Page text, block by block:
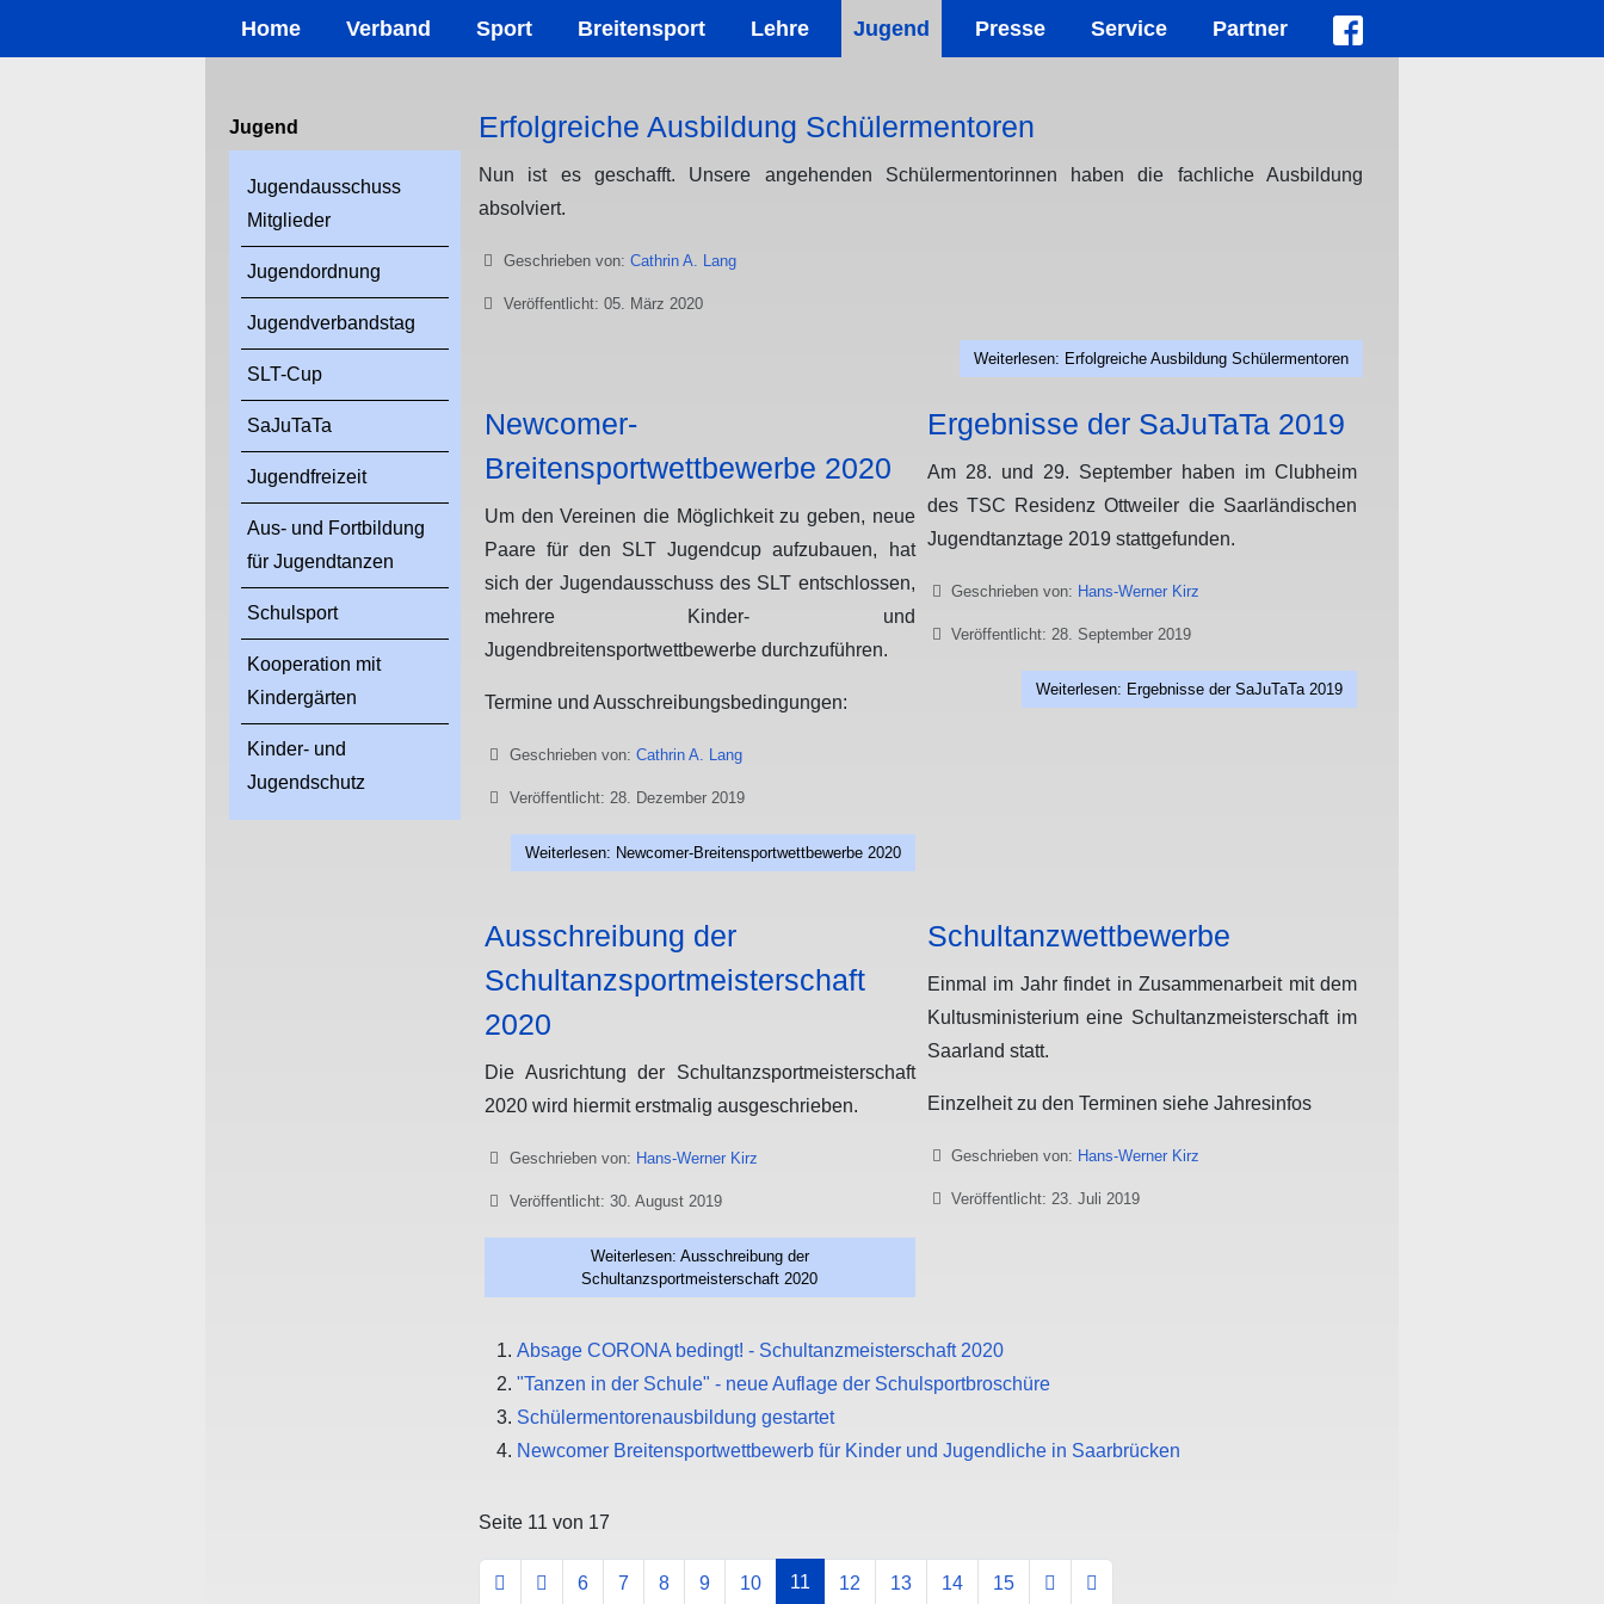
Home Verband Sport Breitensport Lehre Jugend Presse Service Partner
Jugend
Jugendausschuss
Mitglieder
Jugendordnung
Jugendverbandstag
SLT-Cup
SaJuTaTa
Jugendfreizeit
Aus- und Fortbildung
für Jugendtanzen
Schulsport
Kooperation mit
Kindergärten
Kinder- und
Jugendschutz
Erfolgreiche Ausbildung Schülermentoren
Nun ist es geschafft. Unsere angehenden Schülermentorinnen haben die fachliche Ausbildung
absolviert.
DetailsGeschrieben von: Cathrin A. Lang
Veröffentlicht: 05. März 2020
Weiterlesen: Erfolgreiche Ausbildung Schülermentoren
Newcomer-
Breitensportwettbewerbe 2020
Um den Vereinen die Möglichkeit zu geben, neue
Paare für den SLT Jugendcup aufzubauen, hat
sich der Jugendausschuss des SLT entschlossen,
mehrere Kinder- und
Jugendbreitensportwettbewerbe durchzuführen.
Termine und Ausschreibungsbedingungen:
DetailsGeschrieben von: Cathrin A. Lang
Veröffentlicht: 28. Dezember 2019
Weiterlesen: Newcomer-Breitensportwettbewerbe 2020
Ergebnisse der SaJuTaTa 2019
Am 28. und 29. September haben im Clubheim
des TSC Residenz Ottweiler die Saarländischen
Jugendtanztage 2019 stattgefunden.
Details
Geschrieben von: Hans-Werner Kirz
Veröffentlicht: 28. September 2019
Weiterlesen: Ergebnisse der SaJuTaTa 2019
Ausschreibung der
Schultanzsportmeisterschaft
2020
Die Ausrichtung der Schultanzsportmeisterschaft
2020 wird hiermit erstmalig ausgeschrieben.
DetailsGeschrieben von: Hans-Werner Kirz
Veröffentlicht: 30. August 2019
Weiterlesen: Ausschreibung der
Schultanzsportmeisterschaft 2020
Schultanzwettbewerbe
Einmal im Jahr findet in Zusammenarbeit mit dem
Kultusministerium eine Schultanzmeisterschaft im
Saarland statt.
Einzelheit zu den Terminen siehe Jahresinfos
Details
Geschrieben von: Hans-Werner Kirz
Veröffentlicht: 23. Juli 2019
Absage CORONA bedingt! - Schultanzmeisterschaft 2020
"Tanzen in der Schule" - neue Auflage der Schulsportbroschüre
Schülermentorenausbildung gestartet
Newcomer Breitensportwettbewerb für Kinder und Jugendliche in Saarbrücken
Seite 11 von 17
6 7 8 9 10 11 12 13 14 15